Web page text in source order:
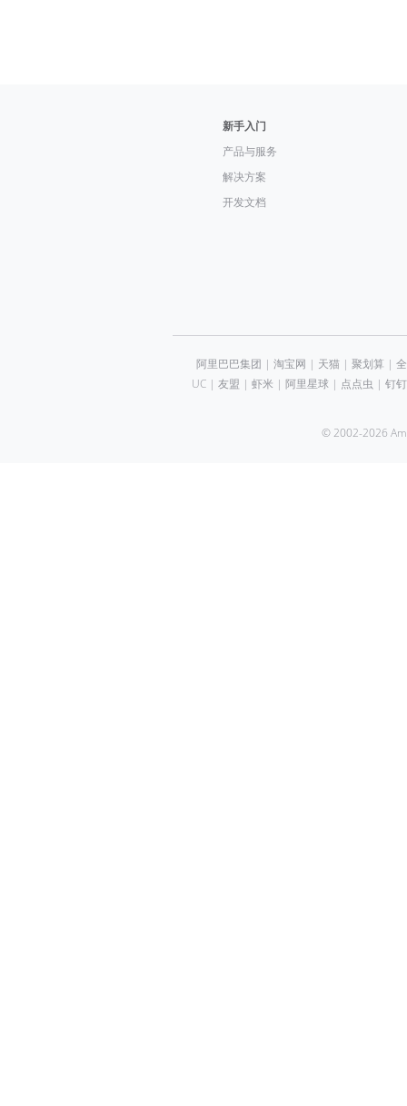
新手入门
产品与服务
解决方案
开发文档
阿里巴巴集团 | 淘宝网 | 天猫| 聚划算 |
UC| 友盟 | 虾米 | 阿里星球| 点点虫 | 钉钉
© 2002-2026